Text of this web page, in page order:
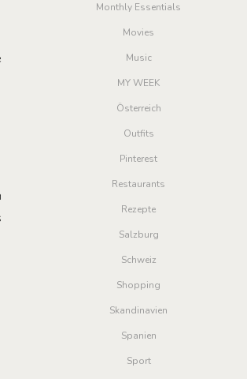
Monthly Essentials
Movies
Music
MY WEEK
Österreich
Outfits
Pinterest
Restaurants
Rezepte
Salzburg
Schweiz
Shopping
Skandinavien
Spanien
Sport